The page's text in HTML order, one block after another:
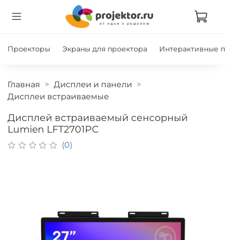
Проекторы Экраны для проектора Интерактивные
Главная
Дисплеи и панели
Дисплеи встраиваемые
Дисплей встраиваемый сенсорный
Lumien LFT2701PC
(0)